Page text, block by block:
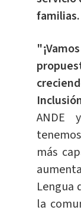
familias.
ANDE
más
Lengua
la